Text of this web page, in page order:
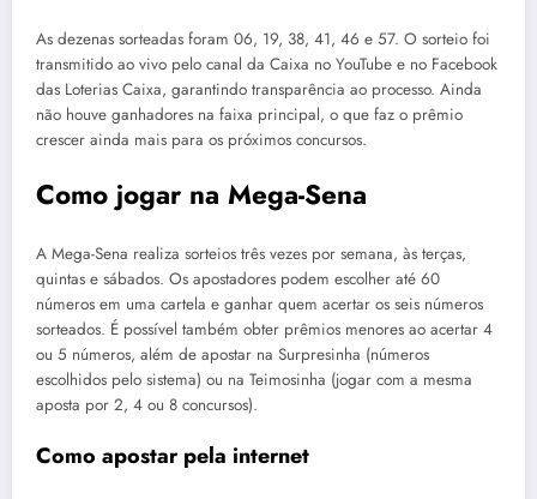
As dezenas sorteadas foram 06, 19, 38, 41, 46 e 57. O sorteio foi
transmitido ao vivo pelo canal da Caixa no YouTube e no Facebook
das Loterias Caixa, garantindo transparência ao processo. Ainda
não houve ganhadores na faixa principal, o que faz o prêmio
crescer ainda mais para os próximos concursos.
Como jogar na Mega-Sena
A Mega-Sena realiza sorteios três vezes por semana, às terças,
quintas e sábados. Os apostadores podem escolher até 60
números em uma cartela e ganhar quem acertar os seis números
sorteados. É possível também obter prêmios menores ao acertar 4
ou 5 números, além de apostar na Surpresinha (números
escolhidos pelo sistema) ou na Teimosinha (jogar com a mesma
aposta por 2, 4 ou 8 concursos).
Como apostar pela internet